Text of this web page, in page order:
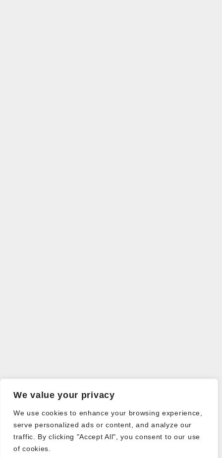
We value your privacy
We use cookies to enhance your browsing experience,
serve personalized ads or content, and analyze our
traffic. By clicking "Accept All", you consent to our use
of cookies.